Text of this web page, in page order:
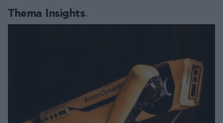
Thema Insights